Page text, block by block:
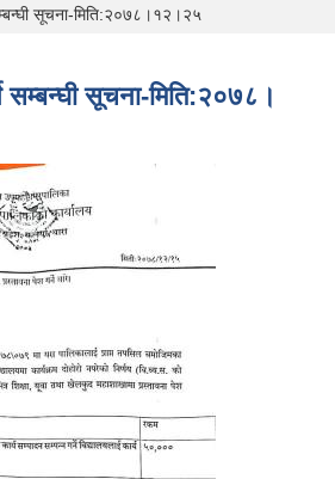
सूचना-मिति:२०७८।१२।२५
सम्बन्घी सूचना-मिति:२०७८।